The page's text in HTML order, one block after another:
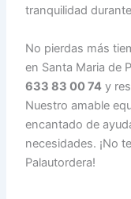
tranquilidad
No pierdas más
en Santa Maria de
633 83 00 74 y
Nuestro amable
encantado de
necesidades. ¡No
Palautordera!